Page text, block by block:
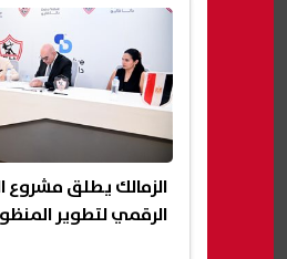
الزمالك يطلق مشروع
الرقمي لتطوير